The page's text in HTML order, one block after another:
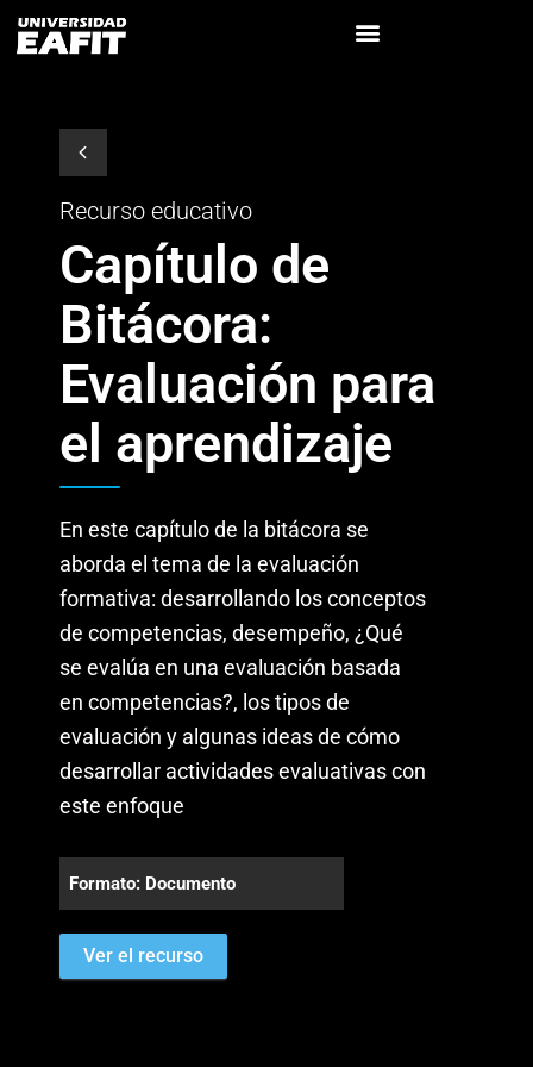
Recurso educativo
Capítulo de
Bitácora:
Evaluación para
el aprendizaje
En este capítulo de la bitácora se
aborda el tema de la evaluación
formativa: desarrollando los conceptos
de competencias, desempeño, ¿Qué
se evalúa en una evaluación basada
en competencias?, los tipos de
evaluación y algunas ideas de cómo
desarrollar actividades evaluativas con
este enfoque
Formato: Documento
Ver el recurso